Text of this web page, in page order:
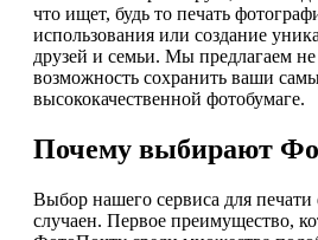
что ищет, будь то печать
использования или создание
друзей и семьи. Мы предлагаем не
возможность сохранить ваши
высококачественной фотобумаге.
Почему выбирают
Выбор нашего сервиса для
случаен. Первое преимущество,